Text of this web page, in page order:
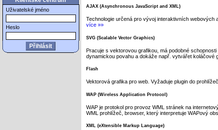
Uživatelské jméno
Heslo
AJAX (Asynchronous JavaScript and XML)
Technologie určená pro vývoj interaktivních
více »»
SVG (Scalable Vector Graphics)
Pracuje s vektorovou grafikou, má podobné
dynamickou povahu a dokáže např. vytvářet
Flash
Vektorová grafika pro web. Vyžaduje plugin do
WAP (Wireless Application Protocol)
WAP je protokol pro provoz WML stránek na
WML prohlížeč, browser, který interpretuje WAPový
XML (eXtensible Markup Language)